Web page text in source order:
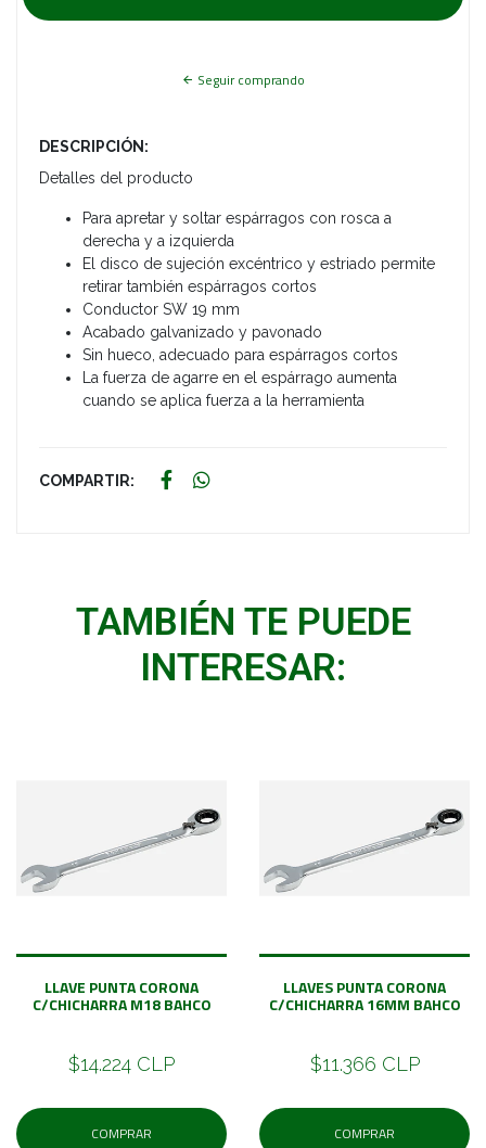
Seguir comprando
DESCRIPCIÓN:
Detalles del producto
Para apretar y soltar espárragos con rosca a
derecha y a izquierda
El disco de sujeción excéntrico y estriado permite
retirar también espárragos cortos
Conductor SW 19 mm
Acabado galvanizado y pavonado
Sin hueco, adecuado para espárragos cortos
La fuerza de agarre en el espárrago aumenta
cuando se aplica fuerza a la herramienta
COMPARTIR:
TAMBIÉN TE PUEDE
INTERESAR:
LLAVE PUNTA CORONA
C/CHICHARRA M18 BAHCO
$14.224 CLP
COMPRAR
LLAVES PUNTA CORONA
C/CHICHARRA 16MM BAHCO
$11.366 CLP
COMPRAR